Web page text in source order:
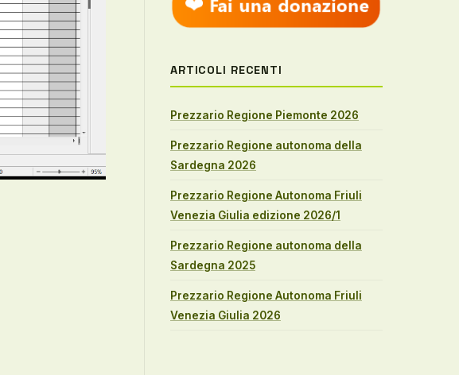
ARTICOLI RECENTI
Prezzario Regione Piemonte 2026
Prezzario Regione autonoma della
Sardegna 2026
Prezzario Regione Autonoma Friuli
Venezia Giulia edizione 2026/1
Prezzario Regione autonoma della
Sardegna 2025
Prezzario Regione Autonoma Friuli
Venezia Giulia 2026